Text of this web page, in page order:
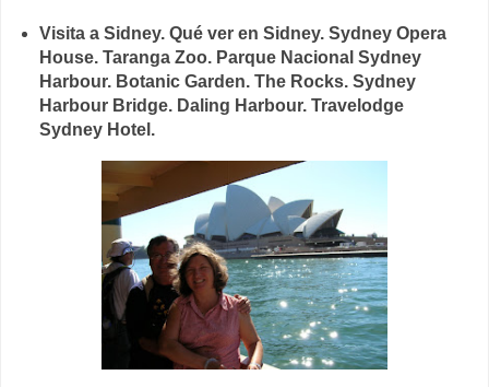
Visita a Sidney. Qué ver en Sidney. Sydney Opera
House. Taranga Zoo. Parque Nacional Sydney
Harbour. Botanic Garden. The Rocks. Sydney
Harbour Bridge. Daling Harbour. Travelodge
Sydney Hotel.